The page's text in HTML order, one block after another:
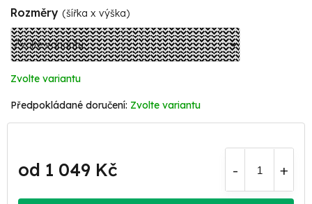
Rozměry (šířka x výška)
Zvolte variantu
Zvolte variantu
od 1 049 Kč
cena: